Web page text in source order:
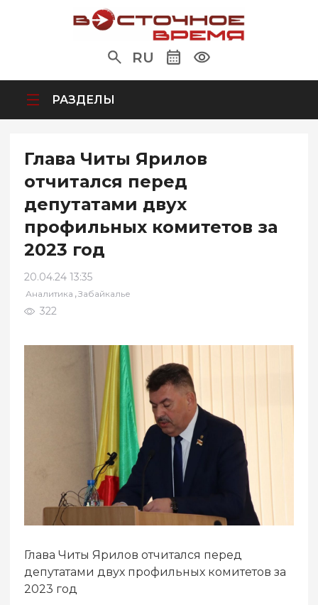
RU
РАЗДЕЛЫ
Глава Читы Ярилов
отчитался перед
депутатами двух
профильных комитетов за
2023 год
20.04.24 13:35
Аналитика ,Забайкалье
322
Глава Читы Ярилов отчитался перед
депутатами двух профильных комитетов за
2023 год